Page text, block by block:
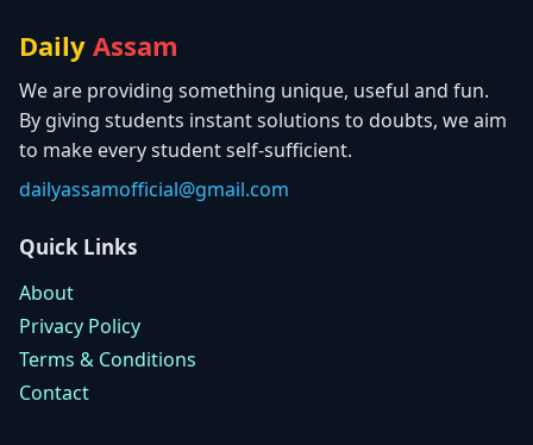
Daily Assam
We are providing something unique, useful and fun.
By giving students instant solutions to doubts, we aim
to make every student self-sufficient.
dailyassamofficial@gmail.com
Quick Links
About
Privacy Policy
Terms & Conditions
Contact